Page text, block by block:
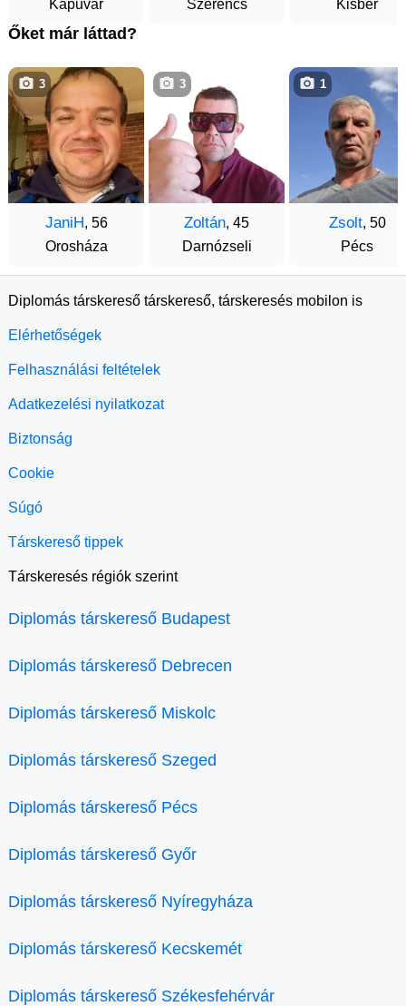
Kapuvár
Szerencs
Kisbér
Őket már láttad?
JaniH, 56
Orosháza
3
Zoltán, 45
Darnózseli
3
Zsolt, 50
Pécs
1
Diplomás társkereső társkereső, társkeresés mobilon is
Elérhetőségek
Felhasználási feltételek
Adatkezelési nyilatkozat
Biztonság
Cookie
Súgó
Társkereső tippek
Társkeresés régiók szerint
Diplomás társkereső Budapest
Diplomás társkereső Debrecen
Diplomás társkereső Miskolc
Diplomás társkereső Szeged
Diplomás társkereső Pécs
Diplomás társkereső Győr
Diplomás társkereső Nyíregyháza
Diplomás társkereső Kecskemét
Diplomás társkereső Székesfehérvár